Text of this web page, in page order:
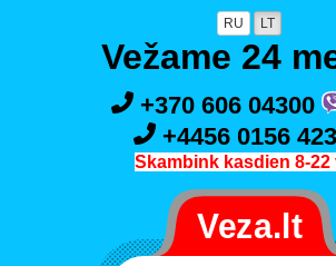
RU LT
Vežame 24
+370 606 04300
+4456 0156
Skambink kasdien 8-22